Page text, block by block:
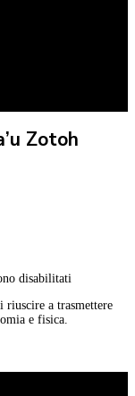
Zotoh
disabilitati
riuscire a trasmettere
e fisica.